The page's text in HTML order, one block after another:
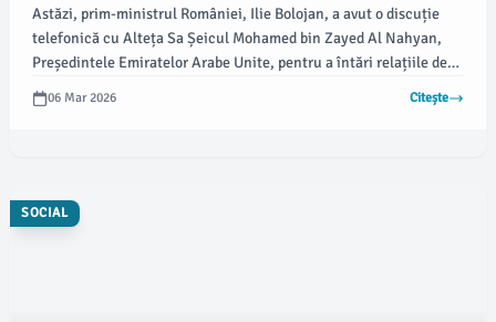
Mijlociu
Astăzi, prim-ministrul României, Ilie Bolojan, a avut o discuție
telefonică cu Alteța Sa Șeicul Mohamed bin Zayed Al Nahyan,
Președintele Emiratelor Arabe Unite, pentru a întări relațiile de
prietenie și cooperare dintre cele două țări. Potrivit
newsbucuresti.ro, în cadrul acestei conversații, premierul român
06 Mar 2026 Citește
SOCIAL